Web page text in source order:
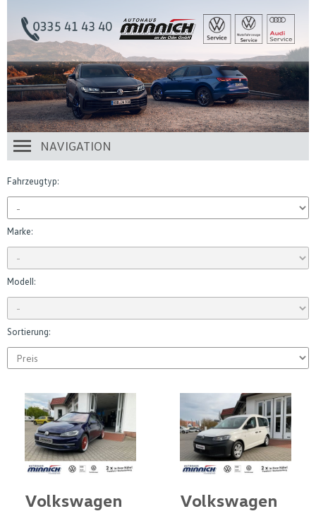
NAVIGATION
Fahrzeugtyp:
Marke:
Modell:
Sortierung:
Volkswagen
Volkswagen